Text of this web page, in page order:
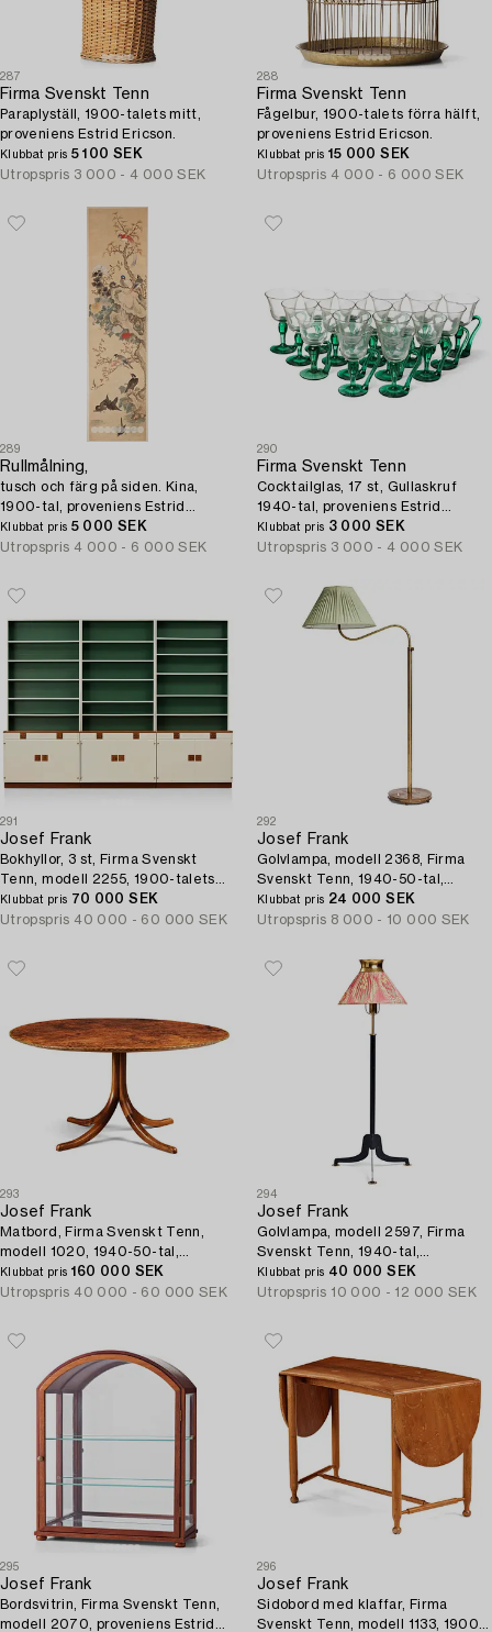
287
Firma Svenskt Tenn
Paraplyställ, 1900-talets mitt,
proveniens Estrid Ericson.
Klubbat pris 5 100 SEK
Utropspris 3 000 - 4 000 SEK
288
Firma Svenskt Tenn
Fågelbur, 1900-talets förra hälft,
proveniens Estrid Ericson.
Klubbat pris 15 000 SEK
Utropspris 4 000 - 6 000 SEK
289
Rullmålning,
tusch och färg på siden. Kina,
1900-tal, proveniens Estrid
Ericson.
Klubbat pris 5 000 SEK
Utropspris 4 000 - 6 000 SEK
290
Firma Svenskt Tenn
Cocktailglas, 17 st, Gullaskruf
1940-tal, proveniens Estrid
Ericson.
Klubbat pris 3 000 SEK
Utropspris 3 000 - 4 000 SEK
291
Josef Frank
Bokhyllor, 3 st, Firma Svenskt
Tenn, modell 2255, 1900-talets
mitt, proveniens Estrid Ericson.
Klubbat pris 70 000 SEK
Utropspris 40 000 - 60 000 SEK
292
Josef Frank
Golvlampa, modell 2368, Firma
Svenskt Tenn, 1940-50-tal,
proveniens Estrid Ericson.
Klubbat pris 24 000 SEK
Utropspris 8 000 - 10 000 SEK
293
Josef Frank
Matbord, Firma Svenskt Tenn,
modell 1020, 1940-50-tal,
proveniens Estrid Ericson.
Klubbat pris 160 000 SEK
Utropspris 40 000 - 60 000 SEK
294
Josef Frank
Golvlampa, modell 2597, Firma
Svenskt Tenn, 1940-tal,
proveniens Estrid Ericson.
Klubbat pris 40 000 SEK
Utropspris 10 000 - 12 000 SEK
295
Josef Frank
Bordsvitrin, Firma Svenskt Tenn,
modell 2070, proveniens Estrid
296
Josef Frank
Sidobord med klaffar, Firma
Svenskt Tenn, modell 1133, 1900-